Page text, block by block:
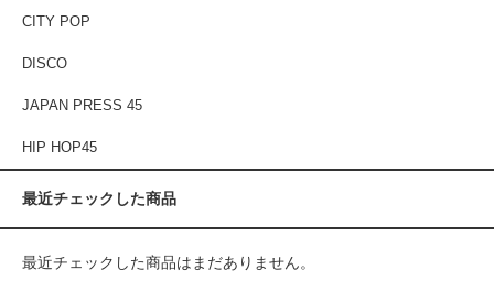
CITY POP
DISCO
JAPAN PRESS 45
HIP HOP45
最近チェックした商品
最近チェックした商品はまだありません。